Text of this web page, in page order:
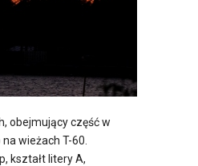
obejmujący część w
wieżach T-60.
kształt litery A,